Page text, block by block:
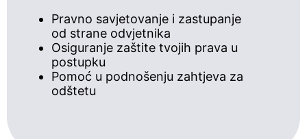
Pravno savjetovanje i zastupanje
od strane odvjetnika
Osiguranje zaštite tvojih prava u
postupku
Pomoć u podnošenju zahtjeva za
odštetu